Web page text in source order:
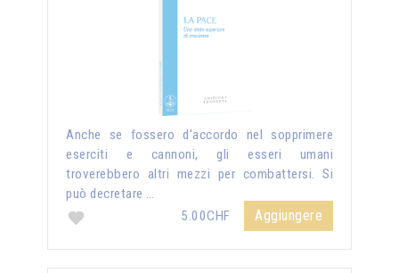
Anche se fossero d'accordo nel sopprimere
eserciti e cannoni, gli esseri umani
troverebbero altri mezzi per combattersi. Si
può decretare …
5.00CHF
Aggiungere